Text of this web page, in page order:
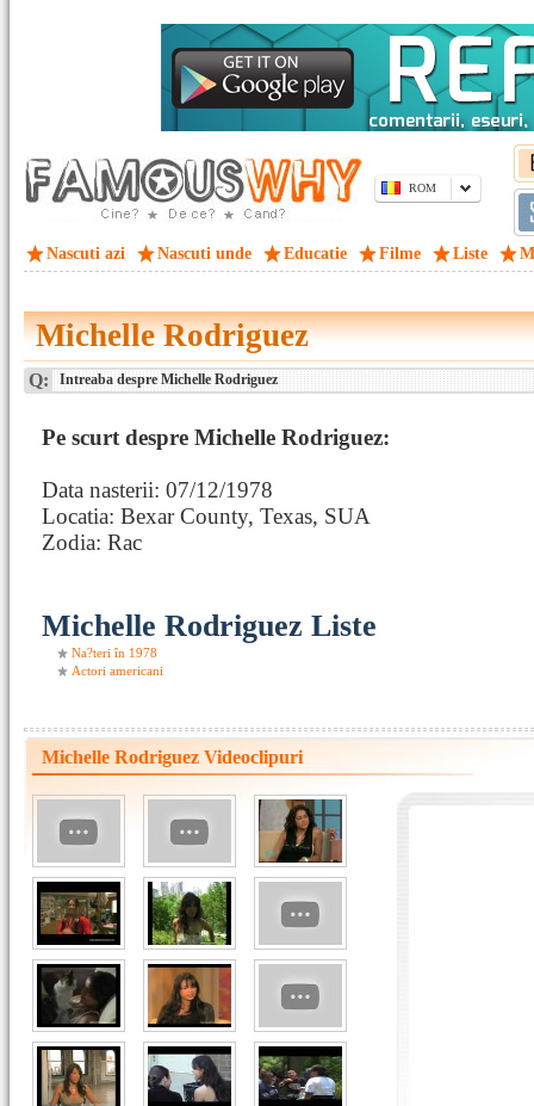
ROM
Nascuti azi Nascuti unde Educatie Filme Liste
Michelle Rodriguez
Q: Intreaba despre Michelle Rodriguez
Pe scurt despre Michelle Rodriguez:
Data nasterii: 07/12/1978
Locatia: Bexar County, Texas, SUA
Zodia: Rac
Michelle Rodriguez Liste
Na?teri în 1978
Actori americani
Michelle Rodriguez Videoclipuri